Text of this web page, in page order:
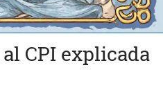
CPI explicada